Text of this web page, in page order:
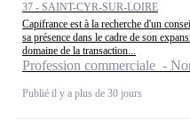
37 - SAINT-CYR-SUR-LOIRE
Capifrance est à la recherche d'un
sa présence dans le cadre de son
domaine de la transaction...
Profession commerciale -
Publié il y a plus de 30 jours